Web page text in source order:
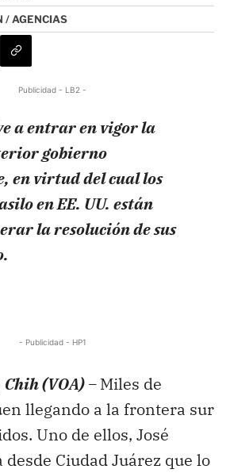
/ AGENCIAS
Publicidad - LB2 -
a entrar en vigor la
gobierno
en virtud del cual los
en EE. UU. están
la resolución de sus
- Publicidad - HP1
(VOA) –Miles de
llegando a la frontera sur
Uno de ellos, José
desde Ciudad Juárez que lo